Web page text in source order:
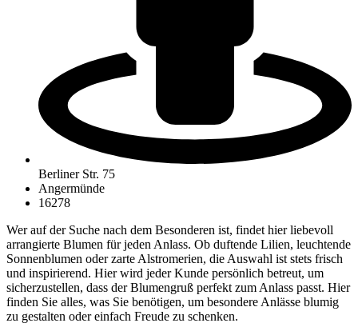
Berliner Str. 75
Angermünde
16278
Wer auf der Suche nach dem Besonderen ist, findet hier liebevoll
arrangierte Blumen für jeden Anlass. Ob duftende Lilien, leuchtende
Sonnenblumen oder zarte Alstromerien, die Auswahl ist stets frisch
und inspirierend. Hier wird jeder Kunde persönlich betreut, um
sicherzustellen, dass der Blumengruß perfekt zum Anlass passt. Hier
finden Sie alles, was Sie benötigen, um besondere Anlässe blumig
zu gestalten oder einfach Freude zu schenken.